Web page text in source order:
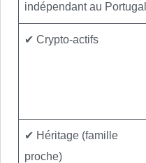
indépendant au Portugal
✔ Crypto-actifs
✔ Héritage (famille
proche)